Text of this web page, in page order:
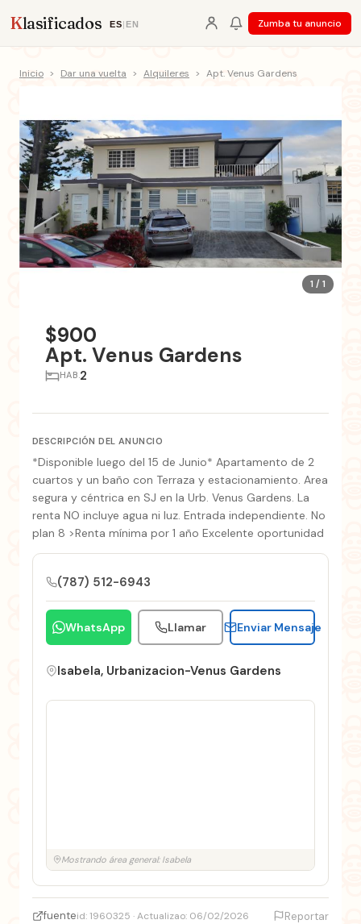
Klasificados ES| EN Zumba tu anuncio
Inicio > Dar una vuelta > Alquileres > Apt. Venus Gardens
1 / 1
$900
Apt. Venus Gardens
HAB.2
DESCRIPCIÓN DEL ANUNCIO
*Disponible luego del 15 de Junio* Apartamento de 2
cuartos y un baño con Terraza y estacionamiento. Area
segura y céntrica en SJ en la Urb. Venus Gardens. La
renta NO incluye agua ni luz. Entrada independiente. No
plan 8 >Renta mínima por 1 año Excelente oportunidad
(787) 512-6943
WhatsApp Llamar Enviar Mensaje
Isabela, Urbanizacion-Venus Gardens
Mostrando área general: Isabela
fuenteid: 1960325 · Actualizao: 06/02/2026 Reportar